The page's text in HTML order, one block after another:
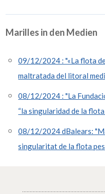
Marilles in den Medien
09/12/2024 : "«La flota
maltratada del litoral
08/12/2024 : "La
“la singularidad de la
08/12/2024 dBalears:
singularitat de la flota